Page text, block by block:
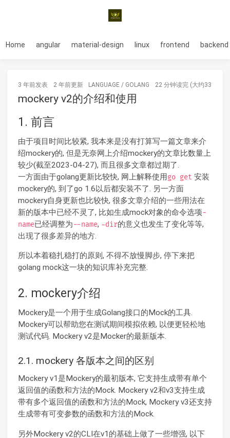
Home angular material-design linux frontend backend
3 年前发表 2 年前更新 LANGUAGE / GOLANG 22 分钟读完 (大约3331个
mockery v2的介绍和使用
1. 前言
由于项目时间比较紧, 我本来是没有打算写一篇文章来介
绍mockery的, 但是无奈网上介绍mockery的文章比数量上
较少(截至2023-04-27), 而且很多文章都过期了.
一方面由于golang更新比较快, 网上解释使用go get 安装
mockery的, 到了go 1.6以后都安装不了. 另一方面
mockery自身更新也比较快, 很多文章介绍的一些用法在
新的版本中已经不灵了, 比如生成mock对象的命令选项-
name已经调整为--name, -dir的意义也发生了变化等等,
出现了很多差异的地方.
所以本着稳扎稳打的原则, 不得不放慢脚步, 停下来把
golang mock这一块的知识库补充完整.
2. mockery介绍
Mockery是一个用于生成Golang接口的Mock的工具.
Mockery可以帮助您在测试期间模拟依赖, 以便更轻松地
测试代码. Mockery v2是Mocker的最新版本.
2.1. mockery 各版本之间的区别
Mockery v1是Mockery的最初版本, 它支持生成带有单个
返回值的函数和方法的Mock. Mockery v2和v3支持生成
带有多个返回值的函数和方法的Mock, Mockery v3还支持
生成带有可变参数的函数和方法的Mock.
另外Mockery v2的CLI在v1的基础上做了一些增强, 以下